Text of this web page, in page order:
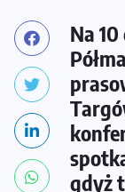
Na
gdyż